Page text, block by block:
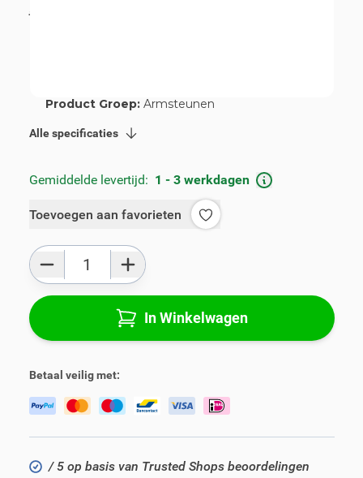
€ 89,00
Product Groep: Armsteunen
Alle specificaties
Gemiddelde levertijd: 1 - 3 werkdagen
Toevoegen aan favorieten
Aantal
In Winkelwagen
Betaal veilig met:
/ 5 op basis van Trusted Shops beoordelingen